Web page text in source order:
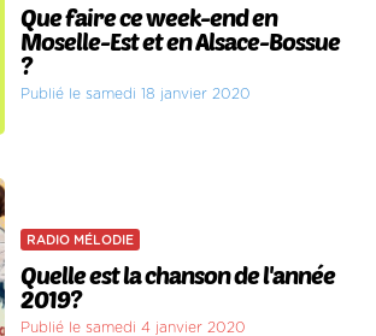
Que faire ce week-end en
Moselle-Est et en Alsace-Bossue
?
Publié le samedi 18 janvier 2020
RADIO MÉLODIE
Quelle est la chanson de l'année
2019?
Publié le samedi 4 janvier 2020